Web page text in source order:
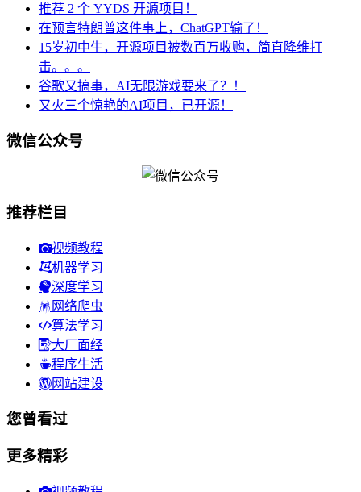
推荐 2 个 YYDS 开源项目！
在预言特朗普这件事上，ChatGPT输了！
15岁初中生，开源项目被数百万收购，简直降维打
击。。。
谷歌又搞事，AI无限游戏要来了？！
又火三个惊艳的AI项目，已开源！
微信公众号
推荐栏目
视频教程
机器学习
深度学习
网络爬虫
算法学习
大厂面经
程序生活
网站建设
您曾看过
更多精彩